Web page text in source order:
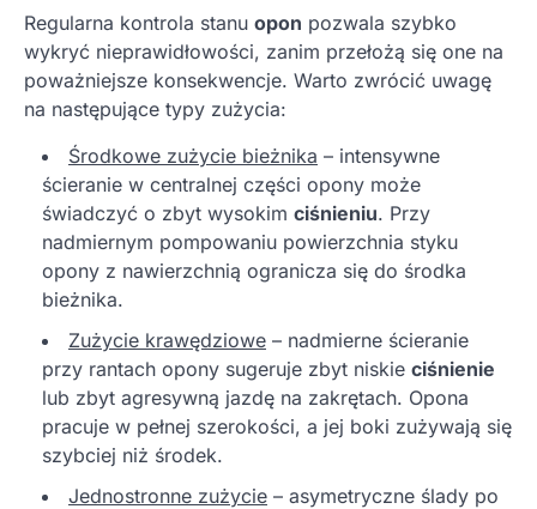
Regularna kontrola stanu opon pozwala szybko
wykryć nieprawidłowości, zanim przełożą się one na
poważniejsze konsekwencje. Warto zwrócić uwagę
na następujące typy zużycia:
Środkowe zużycie bieżnika – intensywne
ścieranie w centralnej części opony może
świadczyć o zbyt wysokim ciśnieniu. Przy
nadmiernym pompowaniu powierzchnia styku
opony z nawierzchnią ogranicza się do środka
bieżnika.
Zużycie krawędziowe – nadmierne ścieranie
przy rantach opony sugeruje zbyt niskie ciśnienie
lub zbyt agresywną jazdę na zakrętach. Opona
pracuje w pełnej szerokości, a jej boki zużywają się
szybciej niż środek.
Jednostronne zużycie – asymetryczne ślady po